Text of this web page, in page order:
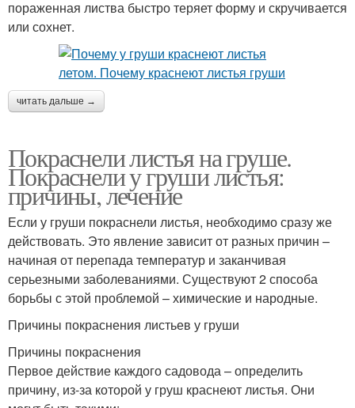
пораженная листва быстро теряет форму и скручивается
или сохнет.
читать дальше →
Покраснели листья на груше.
Покраснели у груши листья:
причины, лечение
Если у груши покраснели листья, необходимо сразу же
действовать. Это явление зависит от разных причин –
начиная от перепада температур и заканчивая
серьезными заболеваниями. Существуют 2 способа
борьбы с этой проблемой – химические и народные.
Причины покраснения листьев у груши
Причины покраснения
Первое действие каждого садовода – определить
причину, из-за которой у груш краснеют листья. Они